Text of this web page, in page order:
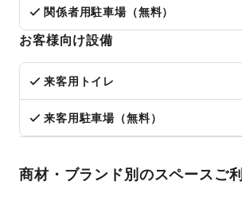
関係者用駐車場（無料）
お客様向け設備
来客用トイレ
来客用駐車場（無料）
商材・ブランド別のスペースご